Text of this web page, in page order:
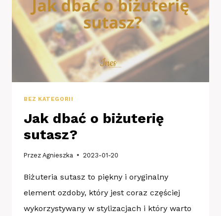
BEZ KATEGORII
Jak dbać o biżuterię
sutasz?
Przez Agnieszka 2023-01-20
Biżuteria sutasz to piękny i oryginalny
element ozdoby, który jest coraz częściej
wykorzystywany w stylizacjach i który warto